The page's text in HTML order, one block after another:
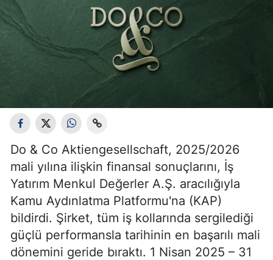
Do & Co Aktiengesellschaft, 2025/2026
mali yılına ilişkin finansal sonuçlarını, İş
Yatırım Menkul Değerler A.Ş. aracılığıyla
Kamu Aydınlatma Platformu'na (KAP)
bildirdi. Şirket, tüm iş kollarında sergilediği
güçlü performansla tarihinin en başarılı mali
dönemini geride bıraktı. 1 Nisan 2025 – 31